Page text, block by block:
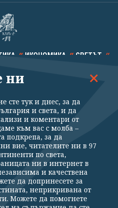
ИКОНОМИКА СВЕТЪТ
КАЛЕЙДОСКОП
за поверителност
Контакти
За Клуб Z
ни
ни
сте тук и днес, за да
и света, и да
и коментари от
към вас с молба –
подкрепа, за да
вие, читателите ни в 97
по света,
ни в интернет в
и качествена
да допринесете за
неприкривана от
Можете да помогнете